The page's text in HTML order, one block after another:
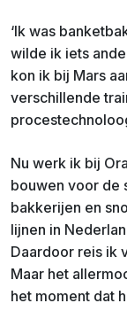
‘Ik was
wilde ik iets
kon ik bij Mars
verschillende
Nu werk ik bij
bouwen voor de
bakkerijen en
lijnen in
Daardoor reis ik
Maar het
het moment dat